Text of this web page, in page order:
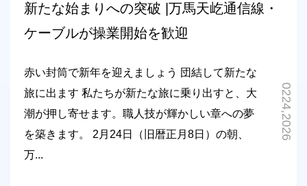
新たな始まりへの突破 |万馬天屹通信線・
ケーブルが操業開始を歓迎
赤い封筒で新年を迎えましょう 団結して新たな
旅に出ます 私たちが新たな旅に乗り出すと、大
潮が押し寄せます。職人技が輝かしい章への夢
を築きます。 2月24日（旧暦正月8日）の朝、
万...
0224,2026